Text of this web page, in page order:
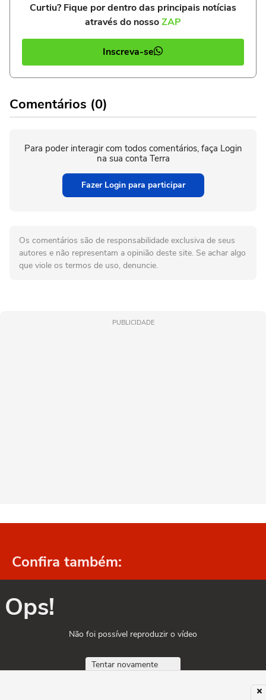
Curtiu? Fique por dentro das principais notícias
através do nossoZAP
Inscreva-se
Comentários (0)
Para poder interagir com todos comentários, faça Login
na sua conta Terra
Fazer Login para participar
Os comentários são de responsabilidade exclusiva de seus
autores e não representam a opinião deste site. Se achar algo
que viole os termos de uso, denuncie.
PUBLICIDADE
Confira também:
Ops!
Não foi possível reproduzir o vídeo
Tentar novamente